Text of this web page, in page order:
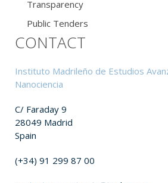
Transparency
Public Tenders
CONTACT
Instituto Madrileño de Estudios
Nanociencia
C/ Faraday 9
28049 Madrid
Spain
(+34) 91 299 87 00